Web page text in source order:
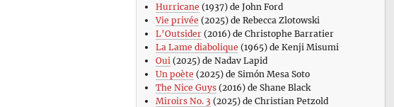
Hurricane (1937) de John Ford
Vie privée (2025) de Rebecca Zlotowski
L’Outsider(2016) de Christophe Barratier
La Lame diabolique (1965) de Kenji Misumi
Oui (2025) de Nadav Lapid
Un poète (2025) de Simón Mesa Soto
The Nice Guys(2016) de Shane Black
Miroirs No. 3 (2025) de Christian Petzold